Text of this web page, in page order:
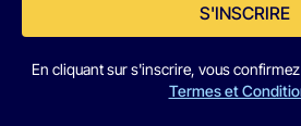
S'INSCRIRE
En cliquant sur s'inscrire, vous
Termes et